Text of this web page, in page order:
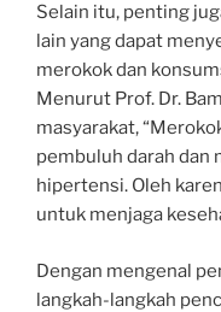
Selain itu, penting
lain yang dapat
merokok dan
Menurut Prof. Dr.
masyarakat,
pembuluh darah dan
hipertensi. Oleh
untuk menjaga
Dengan mengenal
langkah-langkah